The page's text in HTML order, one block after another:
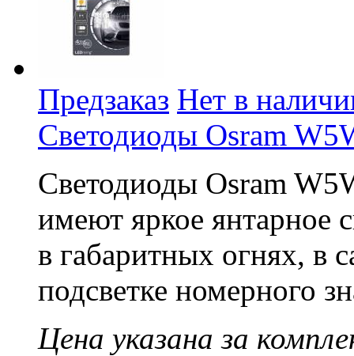
Предзаказ Нет в
Светодиоды Osram
Светодиоды Osram
имеют яркое янтарное
в габаритных огнях, в
подсветке номерного
Цена указана за